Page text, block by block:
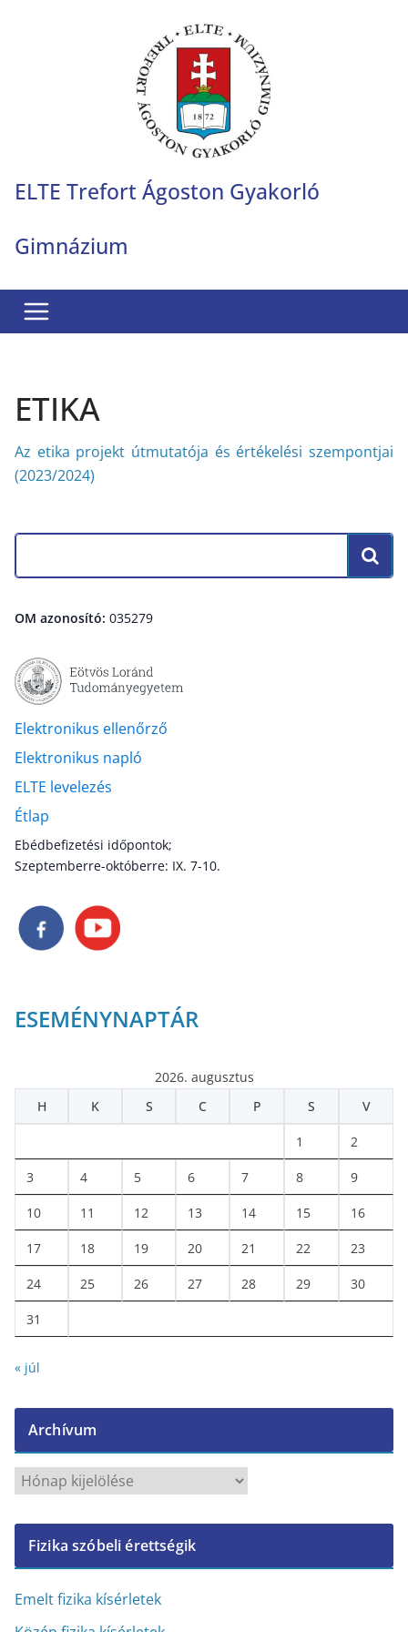
ELTE Trefort Ágoston Gyakorló
Gimnázium
ETIKA
Az etika projekt útmutatója és értékelési szempontjai
(2023/2024)
OM azonosító: 035279
Elektronikus ellenőrző
Elektronikus napló
ELTE levelezés
Étlap
Ebédbefizetési időpontok;
Szeptemberre-októberre: IX. 7-10.
ESEMÉNYNAPTÁR
2026. augusztus
H
K S C P S V
1 2
3 4 5 6 7 8 9
10 11 12 13 14 15 16
17 18 19 20 21 22 23
24 25 26 27 28 29 30
31
« júl
Archívum
c
í
v
Fizika szóbeli érettségik
Emelt fizika kísérletek